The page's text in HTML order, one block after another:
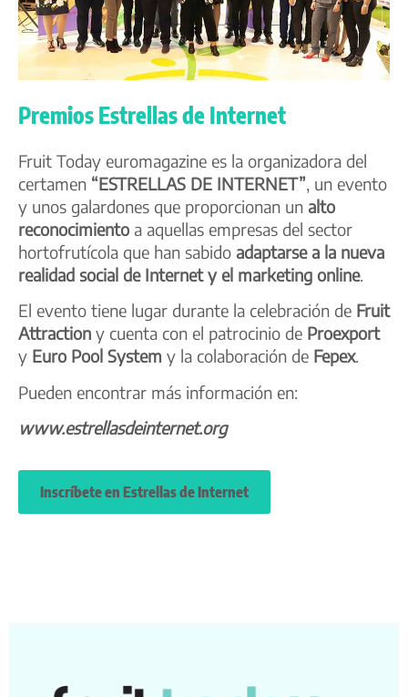
Premios Estrellas de Internet
Fruit Today euromagazine es la organizadora del
certamen “ESTRELLAS DE INTERNET”, un evento
y unos galardones que proporcionan un alto
reconocimiento a aquellas empresas del sector
hortofrutícola que han sabido adaptarse a la nueva
realidad social de Internet y el marketing online.
El evento tiene lugar durante la celebración de Fruit
Attraction y cuenta con el patrocinio de Proexport
y Euro Pool System y la colaboración de Fepex.
Pueden encontrar más información en:
www.estrellasdeinternet.org
Inscríbete en Estrellas de Internet